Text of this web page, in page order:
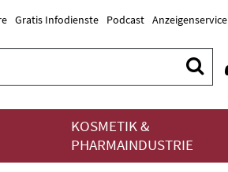
Gratis Infodienste Podcast Anzeigenservice
KOSMETIK &
PHARMAINDUSTRIE